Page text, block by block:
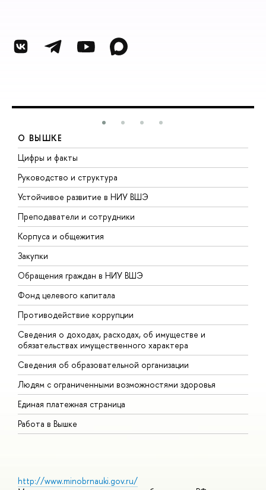
НИУ ВШЭ и большего удобства его использования. Более
подробную информацию об использовании файлов cookies
можно найти
данных –здесь. Продолжая пользоваться сайтом, вы
браузера.
О ВЫШКЕ
Цифры и факты
Руководство и структура
Устойчивое развитие в НИУ ВШЭ
Преподаватели и сотрудники
Корпуса и общежития
Закупки
Обращения граждан в НИУ ВШЭ
Фонд целевого капитала
Противодействие коррупции
Сведения о доходах, расходах, об имуществе и
обязательствах имущественного характера
Сведения об образовательной организации
Людям с ограниченными возможностями здоровья
Единая платежная страница
Работа в Вышке
http://www.minobrnauki.gov.ru/